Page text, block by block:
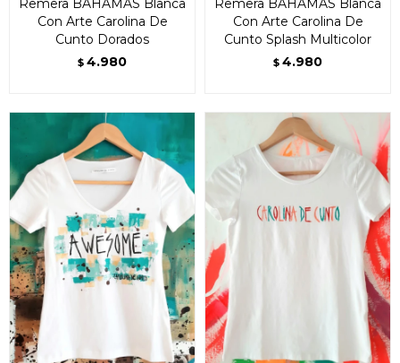
Con Arte Carolina De
Cunto Dorados
$ 4.980
Con Arte Carolina De
Cunto Splash Multicolor
$ 4.980